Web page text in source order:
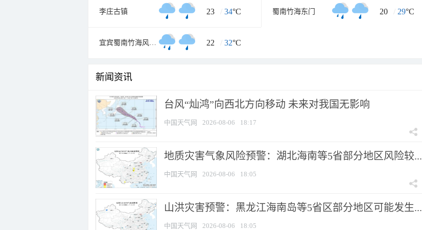
李庄古镇 23 / 34°C 蜀南竹海东门 20 / 29°C
宜宾蜀南竹海风景名胜区 22 / 32°C
新闻资讯
台风“灿鸿”向西北方向移动 未来对我国无影响
中国天气网 2026-08-06 18:17
地质灾害气象风险预警：湖北海南等5省部分地区风险较...
中国天气网 2026-08-06 18:05
山洪灾害预警：黑龙江海南岛等5省区部分地区可能发生...
中国天气网 2026-08-06 18:05